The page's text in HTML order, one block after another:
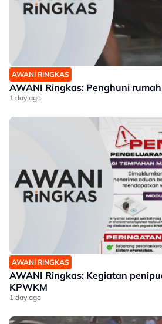
AWANI RINGKAS
AWANI Ringkas: Penghuni
1 day ago
AWANI RINGKAS
AWANI Ringkas: Kegiatan
KPWKM
1 day ago